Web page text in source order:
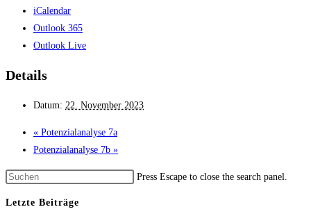
iCalendar
Outlook 365
Outlook Live
Details
Datum: 22. November 2023
« Potenzial­analyse 7a
Potenzial­analyse 7b »
Press Escape to close the search panel.
Letzte Beiträge